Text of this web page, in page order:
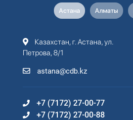
Астана Алматы
Казахстан, г. Астана, ул.
Петрова, 8/1
astana@cdb.kz
+7 (7172) 27-00-77
+7 (7172) 27-00-88